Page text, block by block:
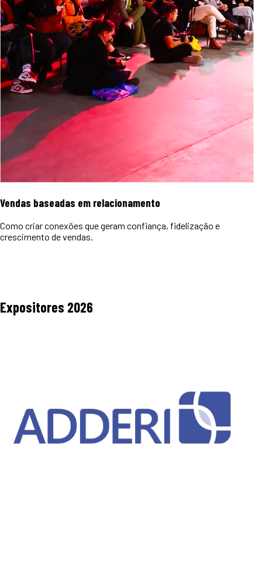
Vendas baseadas em relacionamento
Como criar conexões que geram confiança, fidelização e
crescimento de vendas.
Expositores 2026